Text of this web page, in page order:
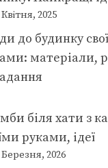
Квітня, 2025
до будинку
матеріали,
біля хати з
руками, ідеї
Березня, 2026